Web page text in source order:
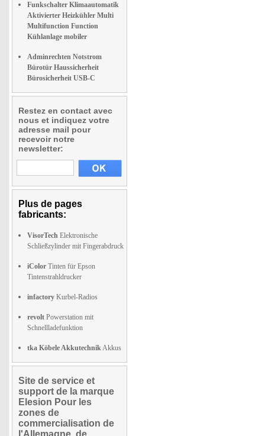
Funkschalter Klimaautomatik
Aktivierter Heizkühler Multi
Multifunction Function
Kühlanlage mobiler
Adminrechten Notstrom
Bürotür Haussicherheit
Bürosicherheit USB-C
Restez en contact avec
nous et indiquez votre
adresse mail pour
recevoir notre
newsletter:
Plus de pages
fabricants:
VisorTech Elektronische
Schließzylinder mit Fingerabdruck
iColor Tinten für Epson
Tintenstrahldrucker
infactory Kurbel-Radios
revolt Powerstation mit
Schnellladefunktion
tka Köbele AkkutechnikAkkus
Site de service et
support de la marque
Elesion Pour les
zones de
commercialisation de
l'Allemagne, de